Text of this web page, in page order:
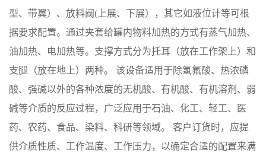
型、带翼）、放料阀(上展、下展），其它如液位计等可根
据要求配置。通过夹套给罐内物料加热的方式有蒸气加热、
油加热、电加热等。支撑方式分为托耳（放在工作架上）和
支腿（放在地上）两种。 该设备适用于除氢氟酸、热浓磷
酸、强碱以外的各种浓度的无机酸、有机酸、有机溶剂、弱
碱等介质的反应过程，广泛应用于石油、化工、轻工、医
药、农药、食品、染料、科研等领域。 客户订货时，应提
供介质性质、工作温度、工作压力，以确定合适的配置来满